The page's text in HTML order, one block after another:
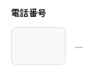
電話番号
―